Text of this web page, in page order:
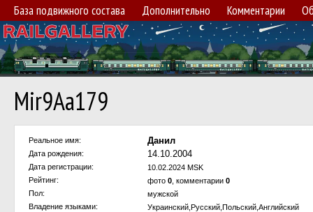
База подвижного состава Дополнительно Комментарии
Mir9Aa179
Реальное имя: Данил
Дата рождения: 14.10.2004
Дата регистрации:
10.02.2024 MSK
Рейтинг:
фото 0 , комментарии 0
Пол:
мужской
Владение языками:
Украинский,Русский,Польский,Английский